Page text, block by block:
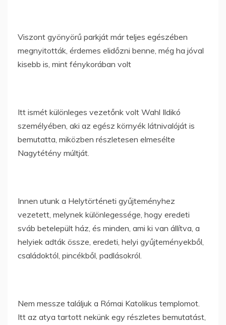
Viszont gyönyörű parkját már teljes egészében
megnyitották, érdemes elidőzni benne, még ha jóval
kisebb is, mint fénykorában volt
Itt ismét különleges vezetőnk volt Wahl Ildikó
személyében, aki az egész környék látnivalóját is
bemutatta, miközben részletesen elmesélte
Nagytétény múltját.
Innen utunk a Helytörténeti gyűjteményhez
vezetett, melynek különlegessége, hogy eredeti
sváb betelepült ház, és minden, ami ki van állítva, a
helyiek adták össze, eredeti, helyi gyűjteményekből,
családoktól, pincékből, padlásokról.
Nem messze találjuk a Római Katolikus templomot.
Itt az atya tartott nekünk egy részletes bemutatást,